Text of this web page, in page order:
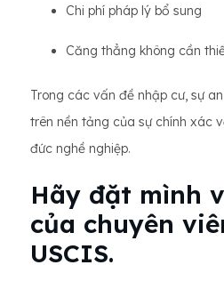
Chi phí pháp lý bổ sung
Căng thẳng không cần
Trong các vấn đề nhập cư, sự
trên nền tảng của sự chính xác
đức nghề nghiệp.
Hãy đặt mình
của chuyên
USCIS.